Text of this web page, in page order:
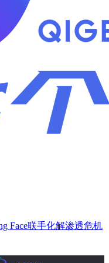
Face联手化解渗透危机